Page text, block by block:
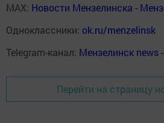
MAX: Новости Мензелинска -
Одноклассники: ok.ru/menzelinsk
Telegram-канал: Мензелинск news
Перейти на страницу